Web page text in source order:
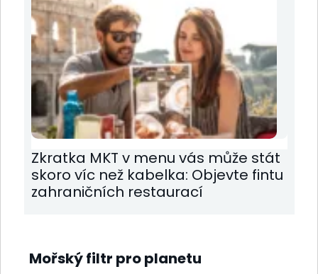
Zkratka MKT v menu vás může stát
skoro víc než kabelka: Objevte fintu
zahraničních restaurací
Mořský filtr pro planetu